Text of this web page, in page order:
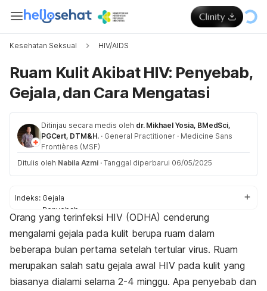
Kesehatan Seksual HIV/AIDS
Ruam Kulit Akibat HIV: Penyebab,
Gejala, dan Cara Mengatasi
Ditinjau secara medis oleh dr. Mikhael Yosia, BMedSci,
PGCert, DTM&H. · General Practitioner · Medicine Sans
Frontières (MSF)
Ditulis oleh Nabila Azmi · Tanggal diperbarui 06/05/2025
Indeks: Gejala
Penyebab
Cara mengatasi
Kapan ke dokter?
Orang yang terinfeksi HIV (ODHA) cenderung
mengalami gejala pada kulit berupa ruam dalam
beberapa bulan pertama setelah tertular virus. Ruam
merupakan salah satu gejala awal HIV pada kulit yang
biasanya dialami selama 2-4 minggu. Apa penyebab dan